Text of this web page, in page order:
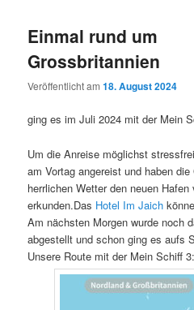
Einmal rund um
Grossbritannien
Veröffentlicht am18. August 2024
ging es im Juli 2024 mit der Mein
Um die Anreise möglichst
am Vortag angereist und haben
herrlichen Wetter den neuen
erkunden.Das Hotel Im Jaich
Am nächsten Morgen wurde noch
abgestellt und schon ging es aufs
Unsere Route mit der Mein Schiff 3: